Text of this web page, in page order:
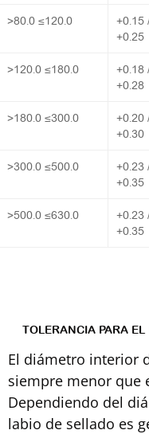
>80.0 ≤120.0
+0.15
+0.25
>120.0 ≤180.0
+0.18
+0.28
>180.0 ≤300.0
+0.20
+0.30
>300.0 ≤500.0
+0.23
+0.35
>500.0 ≤630.0
+0.23
+0.35
TOLERANCIA PARA
El diámetro interior
siempre menor que
Dependiendo del
labio de sellado es